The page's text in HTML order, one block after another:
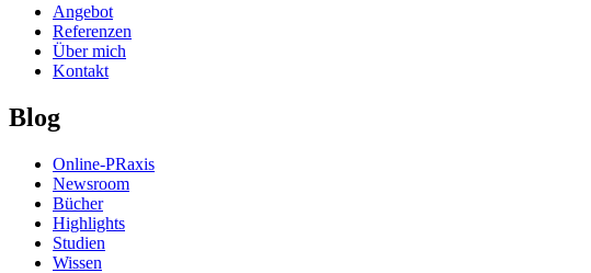
Angebot
Referenzen
Über mich
Kontakt
Blog
Online-PRaxis
Newsroom
Bücher
Highlights
Studien
Wissen